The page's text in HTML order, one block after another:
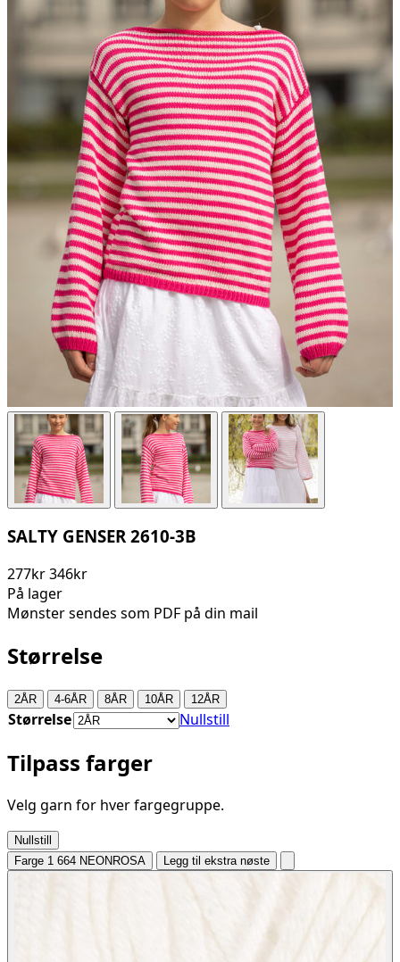
SALTY GENSER 2610-3B
277kr346kr
På lager
Mønster sendes som PDF på din mail
Størrelse
2ÅR 4-6ÅR 8ÅR 10ÅR 12ÅR
Størrelse Nullstill
Tilpass farger
Velg garn for hver fargegruppe.
Nullstill
Farge 1 664 NEONROSA Legg til ekstra nøste